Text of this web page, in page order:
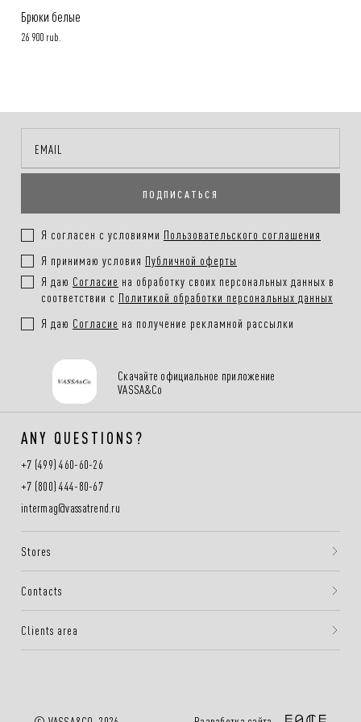
Брюки белые
26 900 rub.
ПОДПИСАТЬСЯ
Я согласен с условиями Пользовательского соглашения
Я принимаю условия Публичной оферты
Я даю Согласие на обработку своих персональных данных в
соответствии с Политикой обработки персональных данных
Я даю Согласие на получение рекламной рассылки
Скачайте официальное приложение
VASSA&Co
ANY QUESTIONS?
+7 (499) 460-60-26
+7 (800) 444-80-67
intermag@vassatrend.ru
Stores
Contacts
Clients area